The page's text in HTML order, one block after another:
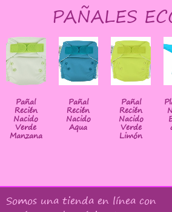
PAÑALES
Pañal
Recién
Nacido
Verde
Manzana
Pañal
Recién
Nacido
Aqua
Pañal
Recién
Nacido
Verde
Limón
Somos una tienda en línea con